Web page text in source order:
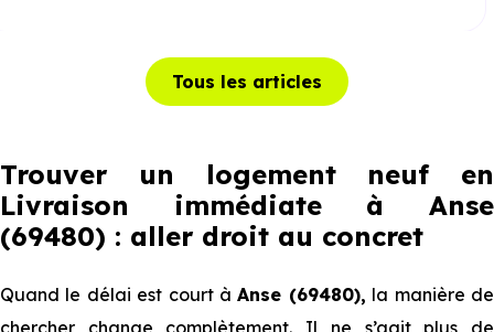
Tous les articles
Trouver un logement neuf en
Livraison immédiate à Anse
(69480) : aller droit au concret
Quand le délai est court àAnse (69480), la manière de
chercher change complètement. Il ne s’agit plus de